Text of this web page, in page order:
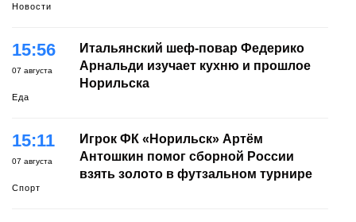
Новости
15:56
07 августа
Еда
Итальянский шеф-повар Федерико
Арнальди изучает кухню и прошлое
Норильска
15:11
07 августа
Спорт
Игрок ФК «Норильск» Артём
Антошкин помог сборной России
взять золото в футзальном турнире